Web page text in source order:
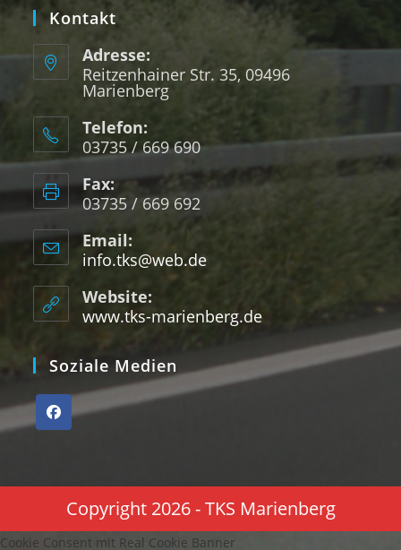
Kontakt
Adresse:
Reitzenhainer Str. 35, 09496
Marienberg
Telefon:
03735 / 669 690
Fax:
03735 / 669 692
Email:
info.tks@web.de
Website:
www.tks-marienberg.de
Soziale Medien
Copyright 2026 - TKS Marienberg
Cookie Consent mit Real Cookie Banner